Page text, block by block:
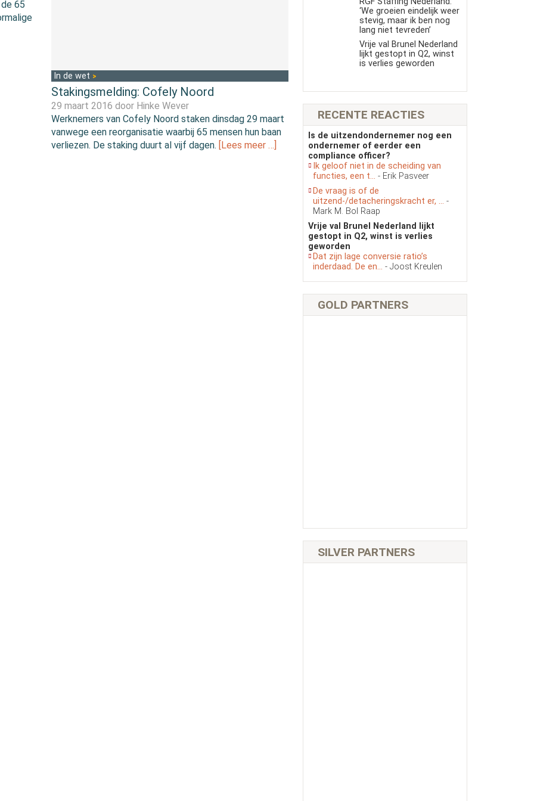
65
In de wet
Stakingsmelding: Cofely Noord
29 maart 2016 door Hinke Wever
Werknemers van Cofely Noord staken dinsdag 29 maart
vanwege een reorganisatie waarbij 65 mensen hun baan
verliezen. De staking duurt al vijf dagen. [Lees meer …]
‘We groeien eindelijk weer
stevig, maar ik ben nog
lang niet tevreden’
Vrije val Brunel Nederland
lijkt gestopt in Q2, winst
is verlies geworden
RECENTE REACTIES
Is de uitzendondernemer nog een
ondernemer of eerder een
compliance officer?
Ik geloof niet in de scheiding van
functies, een t... - Erik Pasveer
De vraag is of de
uitzend-/detacheringskracht er, ... -
Mark M. Bol Raap
Vrije val Brunel Nederland lijkt
gestopt in Q2, winst is verlies
geworden
Dat zijn lage conversie ratio’s
inderdaad. De en... - Joost Kreulen
GOLD PARTNERS
SILVER PARTNERS